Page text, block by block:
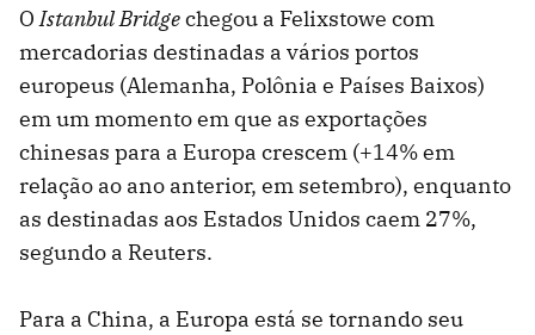
OIstanbul Bridgechegou a Felixstowe com
mercadorias destinadas a vários portos
europeus (Alemanha, Polônia e Países Baixos)
em um momento em que as exportações
chinesas para a Europa crescem (+14% em
relação ao ano anterior, em setembro), enquanto
as destinadas aos Estados Unidos caem 27%,
segundo a Reuters.
Para a China, a Europa está se tornando seu